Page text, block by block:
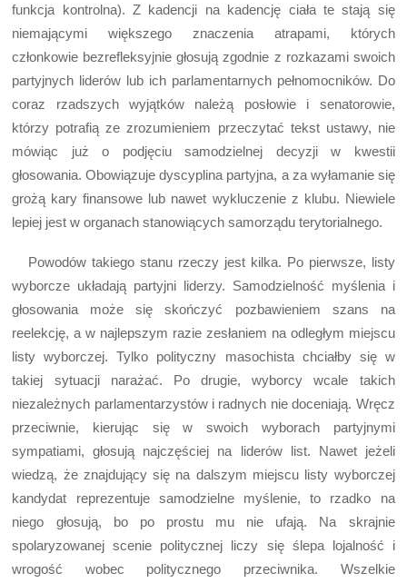
funkcja kontrolna). Z kadencji na kadencję ciała te stają się
niemającymi większego znaczenia atrapami, których
członkowie bezrefleksyjnie głosują zgodnie z rozkazami swoich
partyjnych liderów lub ich parlamentarnych pełnomocników. Do
coraz rzadszych wyjątków należą posłowie i senatorowie,
którzy potrafią ze zrozumieniem przeczytać tekst ustawy, nie
mówiąc już o podjęciu samodzielnej decyzji w kwestii
głosowania. Obowiązuje dyscyplina partyjna, a za wyłamanie się
grożą kary finansowe lub nawet wykluczenie z klubu. Niewiele
lepiej jest w organach stanowiących samorządu terytorialnego.
Powodów takiego stanu rzeczy jest kilka. Po pierwsze, listy
wyborcze układają partyjni liderzy. Samodzielność myślenia i
głosowania może się skończyć pozbawieniem szans na
reelekcję, a w najlepszym razie zesłaniem na odległym miejscu
listy wyborczej. Tylko polityczny masochista chciałby się w
takiej sytuacji narażać. Po drugie, wyborcy wcale takich
niezależnych parlamentarzystów i radnych nie doceniają. Wręcz
przeciwnie, kierując się w swoich wyborach partyjnymi
sympatiami, głosują najczęściej na liderów list. Nawet jeżeli
wiedzą, że znajdujący się na dalszym miejscu listy wyborczej
kandydat reprezentuje samodzielne myślenie, to rzadko na
niego głosują, bo po prostu mu nie ufają. Na skrajnie
spolaryzowanej scenie politycznej liczy się ślepa lojalność i
wrogość wobec politycznego przeciwnika. Wszelkie